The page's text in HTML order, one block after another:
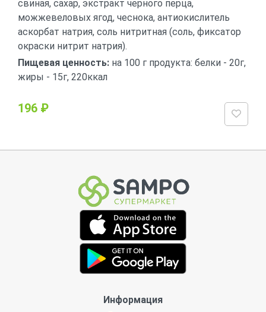
свиная, сахар, экстракт черного перца,
можжевеловых ягод, чеснока, антиокислитель
аскорбат натрия, соль нитритная (соль, фиксатор
окраски нитрит натрия).
Пищевая ценность: на 100 г продукта: белки - 20г,
жиры - 15г, 220ккал
196 ₽
Информация